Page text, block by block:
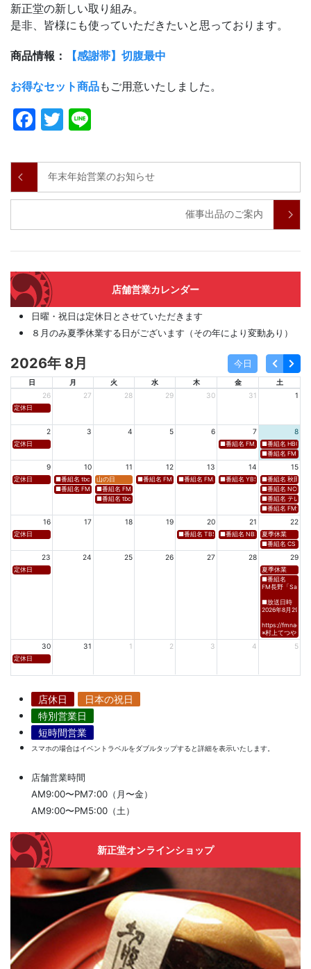
新正堂の新しい取り組み。
是非、皆様にも使っていただきたいと思っております。
商品情報： 【感謝帯】切腹最中
お得なセット商品もご用意いたしました。
Facebook
Twitter
年末年始営業のお知らせ
催事出品のご案内
店舗営業カレンダー
日曜・祝日は定休日とさせていただきます
８月のみ夏季休業する日がございます（その年により変動あり）
2026年 8月 今日
日 月 火 水 木 金
土
26
27 28 29 30 31 1
定休日
2 3 4 5 6 7 8
定休日 ■番組名 FM新潟「SOUND
■番組名 HBC北
■番組名 FM 福
9 10 11 12 13 14 15
定休日 ■番組名 tbcラジオ「en∞Voyage(エン・ボヤージュ)」 ■放送日時 https://www.tbc-
山の日 ■番組名 FM高知「Hi-Six Shake！Shake！Shake！」 ■放
■番組名 FM岩手「夕刊ラジオ（YOU CAN
■番組名 YBS山梨放送「やまな
■番組名 秋田朝
■番組名 FM秋田「mix」 ■放送日時 https://www.fm-akita.co.jp/program/ ※黒沢 薫、安岡
■番組名 FM山形「WAVE4yamagata EXCEED」 ■放送日時 https://■番組名 NCC長
■番組名 tbc東北放送「ウォッチン！みやぎ」 ■放送日時 https://www.tbc-
■番組名 テレビ
■番組名 FM愛媛
16 17 18 19 20 21 22
定休日 ■番組名 TBS「Spicy Sessions THE LIVE」 ■
■番組名 NBS⻑野放送 「グッ
夏季休業
■番組名 CS TBS
23 24 25 26 27 28 29
定休日
夏季休業
■番組名
FM長野「
■放送日時
2026年8月29日(
https://
※村上てつや、酒
30 31 1 2 3 4 5
定休日
店休日
日本の祝日
特別営業日
短時間営業
スマホの場合はイベントラベルをダブルタップすると詳細を表示いたします。
店舗営業時間
AM9:00〜PM7:00（月〜金）
AM9:00〜PM5:00（土）
新正堂オンラインショップ